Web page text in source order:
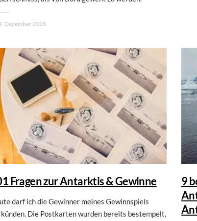
Dezember 2015
Fragen zur Antarktis & Gewinne
darf ich die Gewinner meines Gewinnspiels
Die Postkarten wurden bereits bestempelt,
9